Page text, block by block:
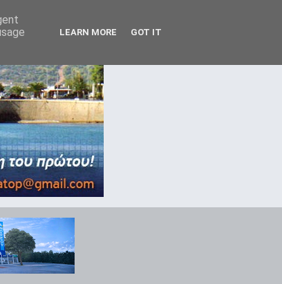
LEARN MORE GOT IT